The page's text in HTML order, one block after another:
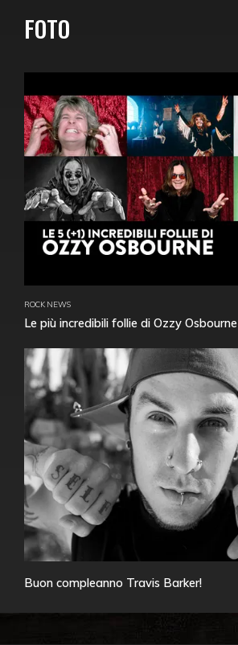
FOTO
ROCK NEWS
Le più incredibili follie di Ozzy Osbourne
Buon compleanno Travis Barker!